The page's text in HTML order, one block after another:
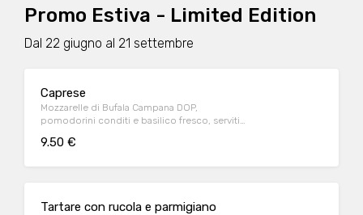
Promo Estiva - Limited Edition
Dal 22 giugno al 21 settembre
Caprese
Mozzarelle di Bufala Campana DOP,
pomodorini conditi e basilico fresco, serviti
9.50 €
Tartare con rucola e parmigiano